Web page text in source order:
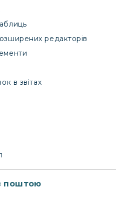
редакторів
в звітах
поштою